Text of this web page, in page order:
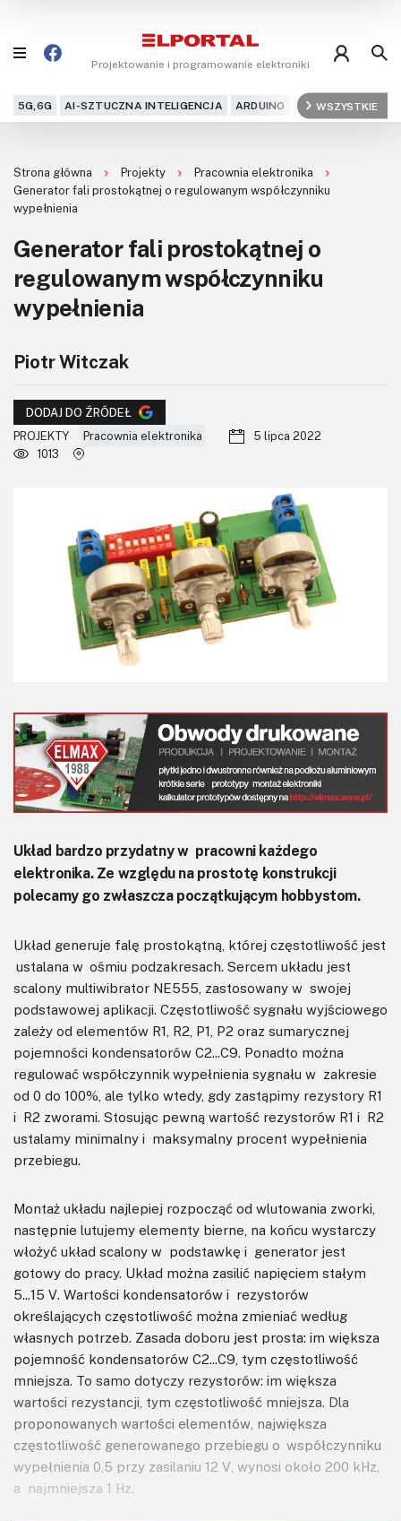
Projektowanie i programowanie elektroniki
5G,6G AI-SZTUCZNA INTELIGENCJA ARDUINO ARM AUDIO
WSZYSTKIE
Projekty
DIY+
Czytelnia
Dla Ciebie
KITy AVT
Kontakt
Magazyny
Archiwum
Do pobrania
Strona główna Projekty
Pracownia elektronika
Generator fali prostokątnej o regulowanym współczynniku
wypełnienia
Generator fali prostokątnej o
regulowanym współczynniku
wypełnienia
Piotr Witczak
DODAJ DO ŹRÓDEŁ
PROJEKTY
Pracownia elektronika
5 lipca 2022
1013
Układ bardzo przydatny w pracowni każdego
elektronika. Ze względu na prostotę konstrukcji
polecamy go zwłaszcza początkującym hobbystom.
Układ generuje falę prostokątną, której częstotliwość jest
ustalana w ośmiu podzakresach. Sercem układu jest
scalony multiwibrator NE555, zastosowany w swojej
podstawowej aplikacji. Częstotliwość sygnału wyjściowego
zależy od elementów R1, R2, P1, P2 oraz sumarycznej
pojemności kondensatorów C2...C9. Ponadto można
regulować współczynnik wypełnienia sygnału w zakresie
od 0 do 100%, ale tylko wtedy, gdy zastąpimy rezystory R1
i R2 zworami. Stosując pewną wartość rezystorów R1 i R2
ustalamy minimalny i maksymalny procent wypełnienia
przebiegu.
Montaż układu najlepiej rozpocząć od wlutowania zworki,
następnie lutujemy elementy bierne, na końcu wystarczy
włożyć układ scalony w podstawkę i generator jest
gotowy do pracy. Układ można zasilić napięciem stałym
5...15 V. Wartości kondensatorów i rezystorów
określających częstotliwość można zmieniać według
własnych potrzeb. Zasada doboru jest prosta: im większa
pojemność kondensatorów C2...C9, tym częstotliwość
mniejsza. To samo dotyczy rezystorów: im większa
wartości rezystancji, tym częstotliwość mniejsza. Dla
proponowanych wartości elementów, największa
częstotliwość generowanego przebiegu o współczynniku
wypełnienia 0,5 przy zasilaniu 12 V, wynosi około 200 kHz,
a najmniejsza 1 Hz.